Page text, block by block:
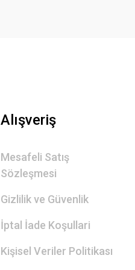
Alışveriş
Mesafeli Satış
Sözleşmesi
Gizlilik ve Güvenlik
İptal İade Koşullari
Kişisel Veriler Politikası